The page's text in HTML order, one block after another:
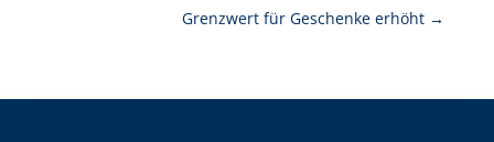
Grenzwert für Geschenke erhöht →